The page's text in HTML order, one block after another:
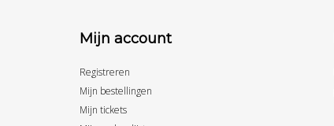
Mijn account
Registreren
Mijn bestellingen
Mijn tickets